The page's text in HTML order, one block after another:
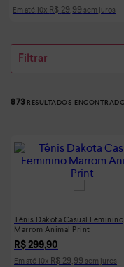
Em até10x R$ 29,99 sem juros
Filtrar
873
Tênis Dakota Casual Feminino
Marrom Animal Print
R$ 299,90
Em até 10x R$ 29,99 sem juros